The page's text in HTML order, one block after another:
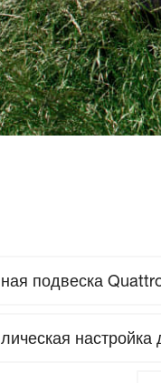
подвеска
настройка